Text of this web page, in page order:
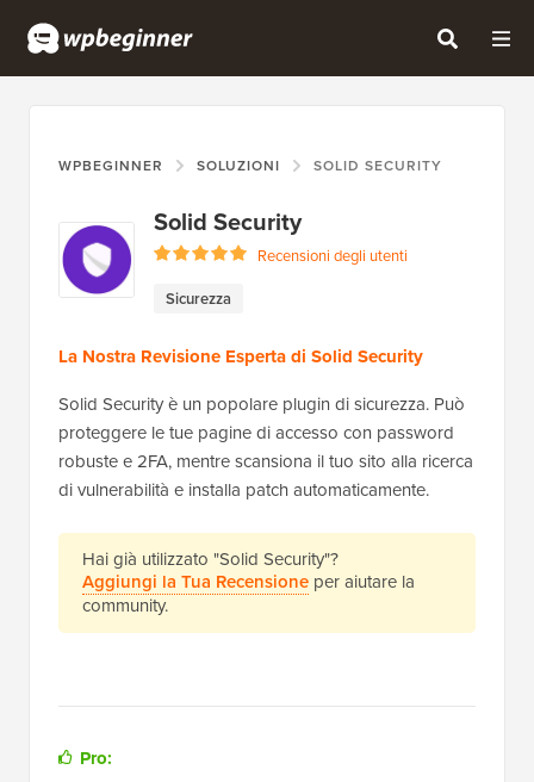
WPBEGINNER SOLUZIONI SOLID SECURITY
Solid Security
Recensioni degli utenti
Sicurezza
La Nostra Revisione Esperta di Solid Security
Solid Security è un popolare plugin di sicurezza. Può
proteggere le tue pagine di accesso con password
robuste e 2FA, mentre scansiona il tuo sito alla ricerca
di vulnerabilità e installa patch automaticamente.
Hai già utilizzato "Solid Security"?
Aggiungi la Tua Recensione per aiutare la
community.
Pro: